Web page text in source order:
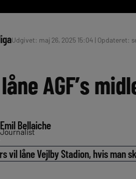
Udgivet: maj 26, 2025 15:04 | Opdateret:
AGF’s
Emil Bellaiche
Journalist
vil låne Vejlby Stadion, hvis man